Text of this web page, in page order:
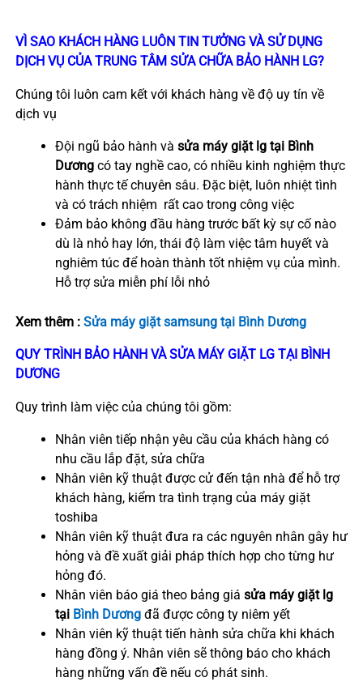
VÌ SAO KHÁCH HÀNG LUÔN TIN TƯỞNG VÀ SỬ DỤNG
DỊCH VỤ CỦA TRUNG TÂM SỬA CHỮA BẢO HÀNH LG?
Chúng tôi luôn cam kết với khách hàng về độ uy tín về
dịch vụ
Đội ngũ bảo hành vàsửa máy giặt lg tại Bình
Dương có tay nghề cao, có nhiều kinh nghiệm thực
hành thực tế chuyên sâu. Đặc biệt, luôn nhiệt tình
và có trách nhiệm rất cao trong công việc
Đảm bảo không đầu hàng trước bất kỳ sự cố nào
dù là nhỏ hay lớn, thái độ làm việc tâm huyết và
nghiêm túc để hoàn thành tốt nhiệm vụ của mình.
Hỗ trợ sửa miễn phí lỗi nhỏ
Xem thêm : Sửa máy giặt samsung tại Bình Dương
QUY TRÌNH BẢO HÀNH VÀ SỬA MÁY GIẶT LG TẠI BÌNH
DƯƠNG
Quy trình làm việc của chúng tôi gồm:
Nhân viên tiếp nhận yêu cầu của khách hàng có
nhu cầu lắp đặt, sửa chữa
Nhân viên kỹ thuật được cử đến tận nhà để hỗ trợ
khách hàng, kiểm tra tình trạng của máy giặt
toshiba
Nhân viên kỹ thuật đưa ra các nguyên nhân gây hư
hỏng và đề xuất giải pháp thích hợp cho từng hư
hỏng đó.
Nhân viên báo giá theo bảng giásửa máy giặt lg
tại Bình Dương đã được công ty niêm yết
Nhân viên kỹ thuật tiến hành sửa chữa khi khách
hàng đồng ý. Nhân viên sẽ thông báo cho khách
hàng những vấn đề nếu có phát sinh.